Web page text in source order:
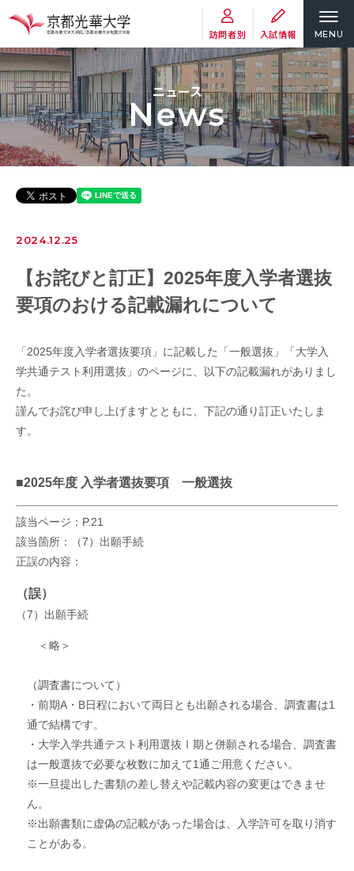
訪問者別 入試情報 MENU
ニュース
News
2024.12.25
【お詫びと訂正】2025年度入学者選抜
要項のおける記載漏れについて
「2025年度入学者選抜要項」に記載した「一般選抜」「大学入
学共通テスト利用選抜」のページに、以下の記載漏れがありまし
た。
謹んでお詫び申し上げますとともに、下記の通り訂正いたしま
す。
■2025年度 入学者選抜要項 一般選抜
該当ページ：P.21
該当箇所：（7）出願手続
正誤の内容：
（誤）
（7）出願手続
＜略＞
（調査書について）
・前期A・B日程において両日とも出願される場合、調査書は1
通で結構です。
・大学入学共通テスト利用選抜Ⅰ期と併願される場合、調査書
は一般選抜で必要な枚数に加えて1通ご用意ください。
※一旦提出した書類の差し替えや記載内容の変更はできませ
ん。
※出願書類に虚偽の記載があった場合は、入学許可を取り消す
ことがある。